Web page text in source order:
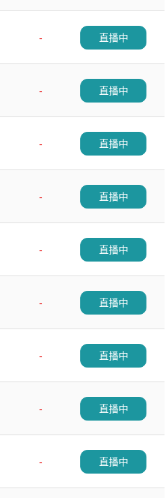
-
直播中
-
直播中
-
直播中
-
直播中
-
直播中
-
直播中
-
直播中
-
直播中
-
直播中